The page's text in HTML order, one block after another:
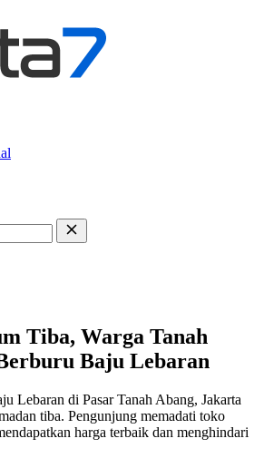
Tiba, Warga Tanah
Baju Lebaran
Lebaran di Pasar Tanah Abang, Jakarta
tiba. Pengunjung memadati toko
harga terbaik dan menghindari